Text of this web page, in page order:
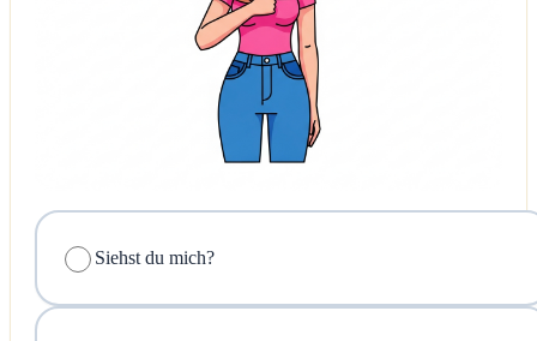
Siehst du mich?